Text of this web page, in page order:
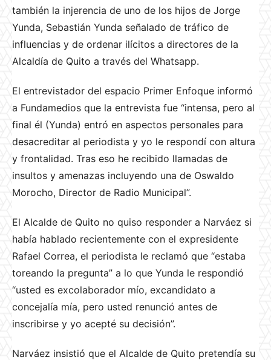
también la injerencia de uno de los hijos de Jorge
Yunda, Sebastián Yunda señalado de tráfico de
influencias y de ordenar ilícitos a directores de la
Alcaldía de Quito a través del Whatsapp.
El entrevistador del espacio Primer Enfoque informó
a Fundamedios que la entrevista fue “intensa, pero al
final él (Yunda) entró en aspectos personales para
desacreditar al periodista y yo le respondí con altura
y frontalidad. Tras eso he recibido llamadas de
insultos y amenazas incluyendo una de Oswaldo
Morocho, Director de Radio Municipal”.
El Alcalde de Quito no quiso responder a Narváez si
había hablado recientemente con el expresidente
Rafael Correa, el periodista le reclamó que “estaba
toreando la pregunta” a lo que Yunda le respondió
“usted es excolaborador mío, excandidato a
concejalía mía, pero usted renunció antes de
inscribirse y yo acepté su decisión”.
Narváez insistió que el Alcalde de Quito pretendía su